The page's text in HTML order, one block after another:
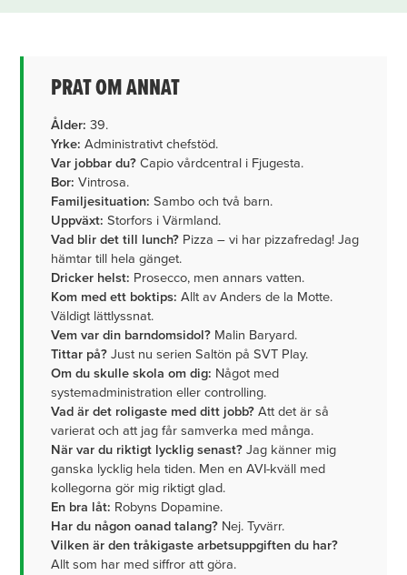
PRAT OM ANNAT
Ålder: 39.
Yrke: Administrativt chefstöd.
Var jobbar du? Capio vårdcentral i Fjugesta.
Bor: Vintrosa.
Familjesituation: Sambo och två barn.
Uppväxt: Storfors i Värmland.
Vad blir det till lunch? Pizza – vi har pizzafredag! Jag
hämtar till hela gänget.
Dricker helst: Prosecco, men annars vatten.
Kom med ett boktips: Allt av Anders de la Motte.
Väldigt lättlyssnat.
Vem var din barndomsidol? Malin Baryard.
Tittar på? Just nu serien Saltön på SVT Play.
Om du skulle skola om dig: Något med
systemadministration eller controlling.
Vad är det roligaste med ditt jobb? Att det är så
varierat och att jag får samverka med många.
När var du riktigt lycklig senast? Jag känner mig
ganska lycklig hela tiden. Men en AVI-kväll med
kollegorna gör mig riktigt glad.
En bra låt: Robyns Dopamine.
Har du någon oanad talang? Nej. Tyvärr.
Vilken är den tråkigaste arbetsuppgiften du har?
Allt som har med siffror att göra.